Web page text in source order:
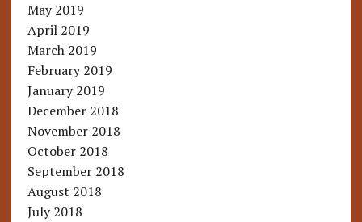
May 2019
April 2019
March 2019
February 2019
January 2019
December 2018
November 2018
October 2018
September 2018
August 2018
July 2018